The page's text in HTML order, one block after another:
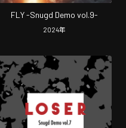
FLY -Snugd Demo vol.9-
2024年